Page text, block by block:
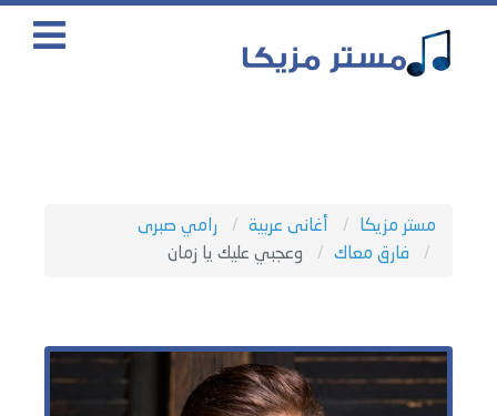
مستر مزيكا أغانى عربية
رامي صبرى
فارق معاك
وعجبي عليك يا زمان